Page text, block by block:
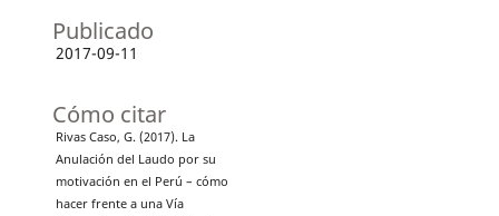
Publicado
2017-09-11
Cómo citar
Rivas Caso, G. (2017). La
Anulación del Laudo por su
motivación en el Perú – cómo
hacer frente a una Vía